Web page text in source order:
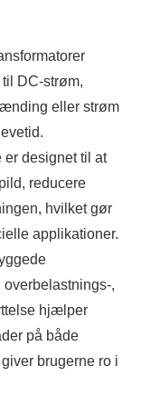
DC-strøm,
eller strøm
er designet til at
reducere
hvilket gør
applikationer.
,
hjælper
på både
brugerne ro i